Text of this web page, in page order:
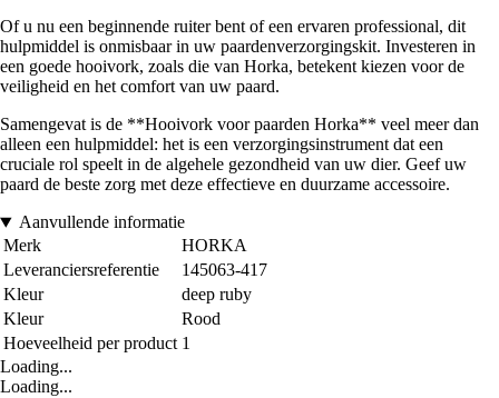
Of u nu een beginnende ruiter bent of een ervaren professional, dit
hulpmiddel is onmisbaar in uw paardenverzorgingskit. Investeren in
een goede hooivork, zoals die van Horka, betekent kiezen voor de
veiligheid en het comfort van uw paard.
Samengevat is de **Hooivork voor paarden Horka** veel meer dan
alleen een hulpmiddel: het is een verzorgingsinstrument dat een
cruciale rol speelt in de algehele gezondheid van uw dier. Geef uw
paard de beste zorg met deze effectieve en duurzame accessoire.
Aanvullende informatie
Merk
HORKA
Leveranciersreferentie
145063-417
Kleur
deep ruby
Kleur
Rood
Hoeveelheid per product 1
Loading...
Loading...